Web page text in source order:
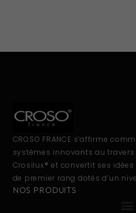
CROSO FRANCE s’affirme
systèmes innovants au
Crosilux® et convertit ses
de premier rang dotés d’un
NOS PRODUITS